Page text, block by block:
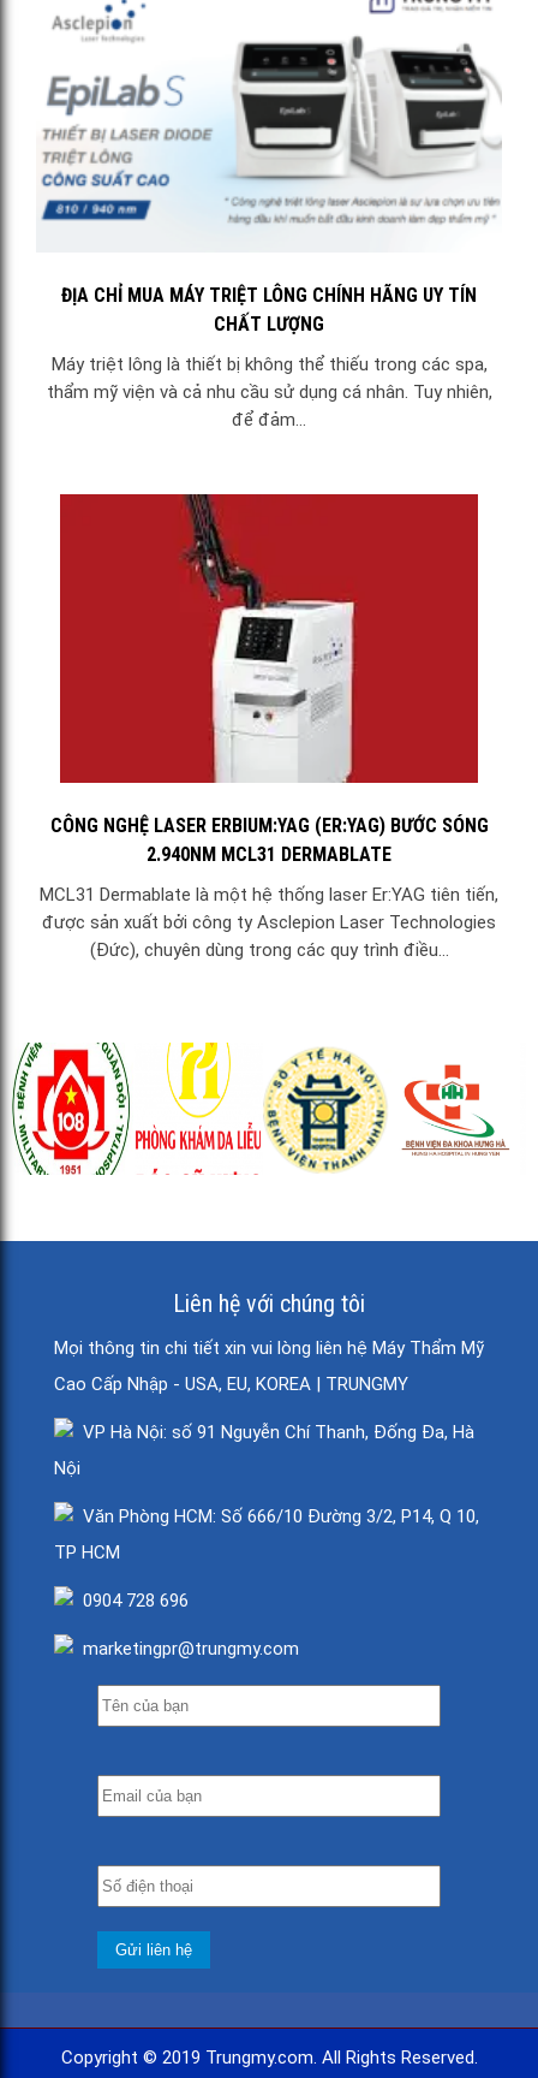
ĐỊA CHỈ MUA MÁY TRIỆT LÔNG CHÍNH HÃNG UY TÍN
CHẤT LƯỢNG
Máy triệt lông là thiết bị không thể thiếu trong các spa,
thẩm mỹ viện và cả nhu cầu sử dụng cá nhân. Tuy nhiên,
để đảm...
CÔNG NGHỆ LASER ERBIUM:YAG (ER:YAG) BƯỚC SÓNG
2.940NM MCL31 DERMABLATE
MCL31 Dermablate là một hệ thống laser Er:YAG tiên tiến,
được sản xuất bởi công ty Asclepion Laser Technologies
(Đức), chuyên dùng trong các quy trình điều...
Liên hệ với chúng tôi
Mọi thông tin chi tiết xin vui lòng liên hệ Máy Thẩm Mỹ
Cao Cấp Nhập - USA, EU, KOREA | TRUNGMY
VP Hà Nội: số 91 Nguyễn Chí Thanh, Đống Đa, Hà
Nội
Văn Phòng HCM: Số 666/10 Đường 3/2, P14, Q 10,
TP HCM
0904 728 696
marketingpr@trungmy.com
Copyright © 2019 Trungmy.com. All Rights Reserved.